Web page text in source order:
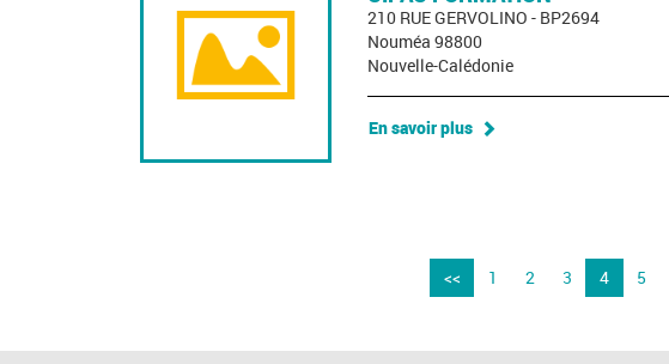
210 RUE GERVOLINO - BP2694
Nouméa 98800
Nouvelle-Calédonie
En savoir plus
<< 1 2 3 4 5